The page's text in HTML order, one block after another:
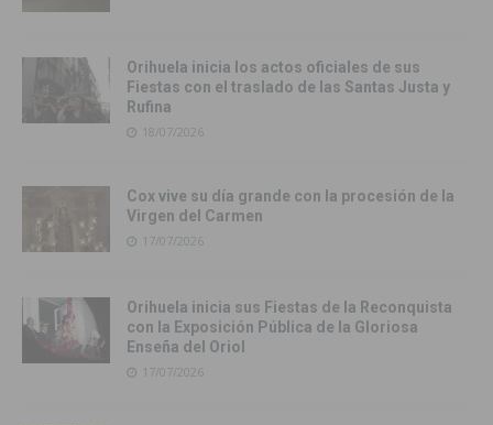
Orihuela inicia los actos oficiales de sus
Fiestas con el traslado de las Santas Justa y
Rufina
18/07/2026
Cox vive su día grande con la procesión de la
Virgen del Carmen
17/07/2026
Orihuela inicia sus Fiestas de la Reconquista
con la Exposición Pública de la Gloriosa
Enseña del Oriol
17/07/2026